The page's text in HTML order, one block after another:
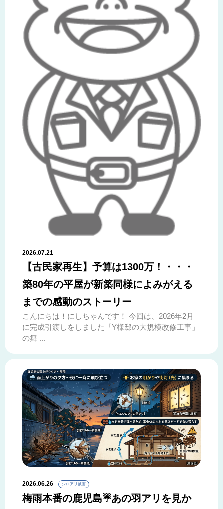
2026.07.21
【古民家再生】予算は1300万！・・・
築80年の平屋が新築同様によみがえる
までの感動のストーリー
こんにちは！にしちゃんです！ 今回は、2026年2月
に完成引渡しをしました「Y様邸の大規模改修工事」
の舞 ...
2026.06.26 シロアリ被害
梅雨本番の鹿児島☔あの羽アリを見か